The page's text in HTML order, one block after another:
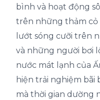
bình và hoạt động
trên những thảm cỏ
lướt sóng cưỡi trên
và những người bơi
nước mát lạnh của
hiện trải nghiệm bãi
mà thời gian dường